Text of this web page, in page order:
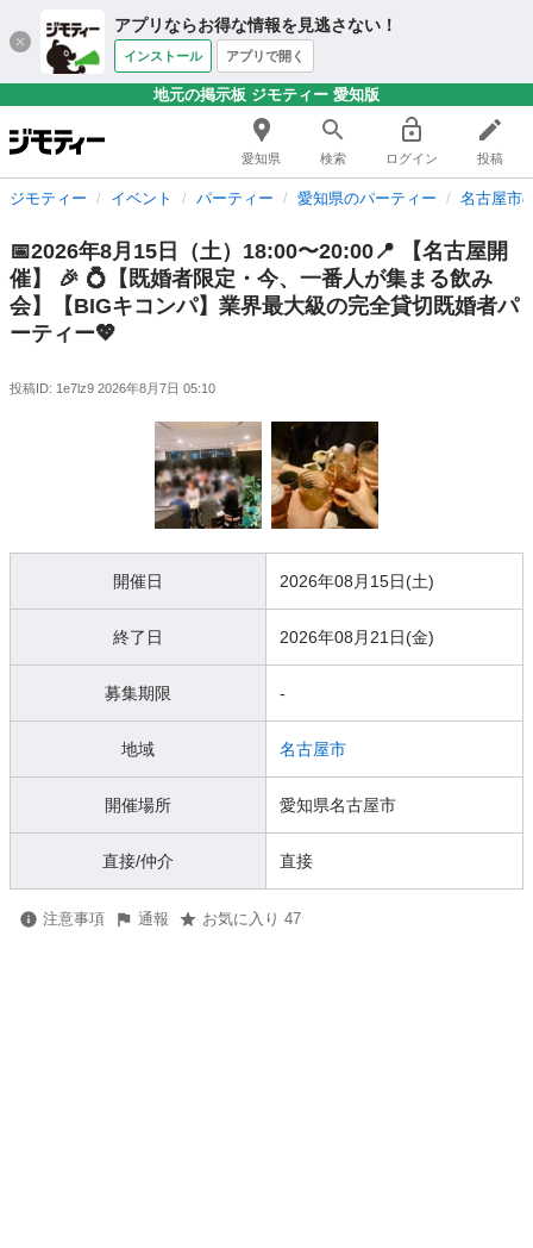
アプリならお得な情報を見逃さない！
インストール アプリで開く
地元の掲示板 ジモティー 愛知版
愛知県 検索 ログイン 投稿
ジモティー イベント パーティー 愛知県のパーティー 名古屋市
📅2026年8月15日（土）18:00〜20:00📍 【名古屋開
催】 🎉 💍【既婚者限定・今、一番人が集まる飲み
会】【BIGキコンパ】業界最大級の完全貸切既婚者パ
ーティー💖
投稿ID: 1e7lz9 2026年8月7日 05:10
開催日 2026年08月15日(土)
終了日 2026年08月21日(金)
募集期限 -
地域 名古屋市
開催場所 愛知県名古屋市
直接/仲介 直接
注意事項 通報 お気に入り 47